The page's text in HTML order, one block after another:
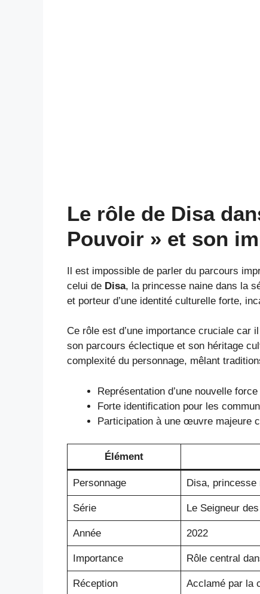
Le rôle de Disa
Pouvoir » et son
Il est impossible de parler du parcours
celui de Disa, la princesse naine dans la
et porteur d’une identité culturelle forte,
Ce rôle est d’une importance cruciale car
son parcours éclectique et son héritage
complexité du personnage, mêlant
Représentation d’une nouvelle
Forte identification pour les
Participation à une œuvre majeure
Élément
Personnage Disa, princesse
Série Le Seigneur
Année 2022
Importance Rôle central
Réception Acclamé par la